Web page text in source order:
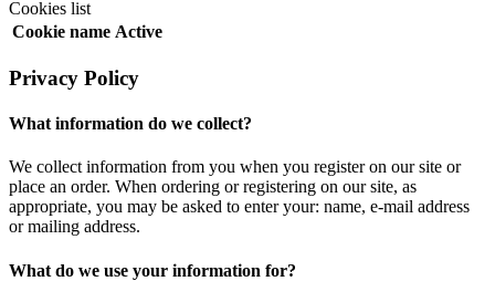
Cookies list
Cookie name Active
Privacy Policy
What information do we collect?
We collect information from you when you register on our site or
place an order. When ordering or registering on our site, as
appropriate, you may be asked to enter your: name, e-mail address
or mailing address.
What do we use your information for?